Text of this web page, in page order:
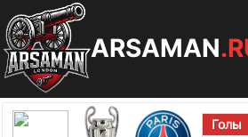
ARSAMAN
Голы